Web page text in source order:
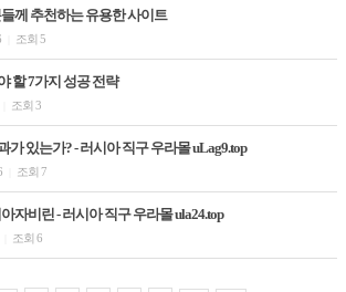
께 추천하는 유용한 사이트
조회 5
할 7가지 성공 전략
조회 3
가 있는가? - 러시아 직구 우라몰 uLag9.top
조회 7
자비린 - 러시아 직구 우라몰 ula24.top
조회 6